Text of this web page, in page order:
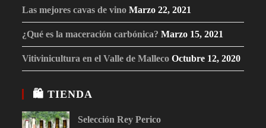
Las mejores cavas de vino Marzo 22, 2021
¿Qué es la maceración carbónica? Marzo 15, 2021
Vitivinicultura en el Valle de Malleco Octubre 12, 2020
🛍 TIENDA
Selección Rey Perico